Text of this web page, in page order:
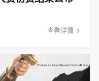
查看详情